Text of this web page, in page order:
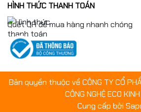
HÌNH THỨC THANH TOÁN
Quét QR để mua hàng nhanh chóng
Bản quyền thuộc về CÔNG TY CỔ
CÔNG NGHỆ ECO
Cung cấp bởi